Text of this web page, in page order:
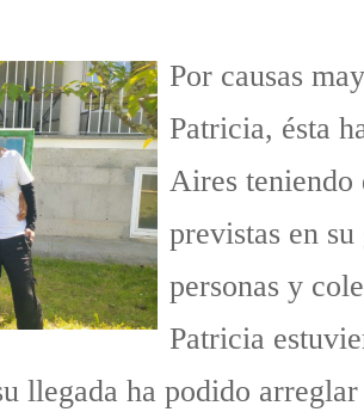
Por causas
Patricia, ésta
Aires teniendo
previstas en
personas y
Patricia
llegada ha podido